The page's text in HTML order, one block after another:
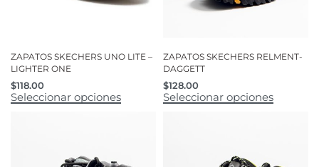
ZAPATOS SKECHERS UNO LITE –
LIGHTER ONE
$118.00
Seleccionar opciones
ZAPATOS SKECHERS RELMENT-
DAGGETT
$128.00
Seleccionar opciones